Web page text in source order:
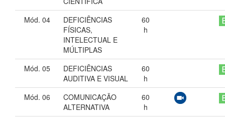
Mód. 04
DEFICIÊNCIAS
FÍSICAS,
INTELECTUAL E
MÚLTIPLAS
60
h
Mód. 05
DEFICIÊNCIAS
AUDITIVA E VISUAL
60
h
Mód. 06
COMUNICAÇÃO
ALTERNATIVA
60
h